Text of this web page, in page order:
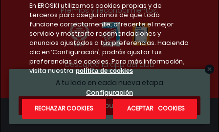
A tu lado en cada nueva etapa
¿Te apuntas?
Premios y reconocimientos:
Descarga la app del club
Condiciones legales
En EROSKI utilizamos cookies propias y de
terceros para asegurarnos de que todo
funcione correctamente, ofrecerte el mejor
servicio y mostrarte recomendaciones y
anuncios ajustados a tus preferencias. Haciendo
clic en ‘Configuración’, podrás ajustar tus
preferencias de cookies. Para más información,
visita nuestra política de cookies
Configuración
RECHAZAR COOKIES
ACEPTAR COOKIES